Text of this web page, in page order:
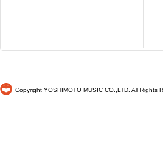
Copyright YOSHIMOTO MUSIC CO.,LTD. All Rights